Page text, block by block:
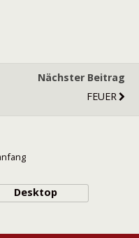
Nächster Beitrag
FEUER
Desktop